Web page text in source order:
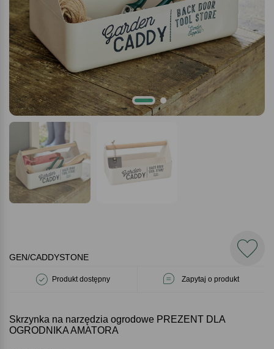
GEN/CADDYSTONE
Produkt dostępny Zapytaj o produkt
Skrzynka na narzędzia ogrodowe PREZENT DLA
OGRODNIKA AMATORA